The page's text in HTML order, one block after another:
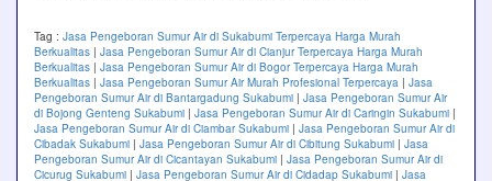
Tag : Jasa Pengeboran Sumur Air di Sukabumi Terpercaya Harga Murah
Berkualitas | Jasa Pengeboran Sumur Air di Cianjur Terpercaya Harga Murah
Berkualitas | Jasa Pengeboran Sumur Air di Bogor Terpercaya Harga Murah
Berkualitas | Jasa Pengeboran Sumur Air Murah Profesional Terpercaya | Jasa
Pengeboran Sumur Air di Bantargadung Sukabumi | Jasa Pengeboran Sumur Air
di Bojong Genteng Sukabumi | Jasa Pengeboran Sumur Air di Caringin Sukabumi |
Jasa Pengeboran Sumur Air di Ciambar Sukabumi | Jasa Pengeboran Sumur Air di
Cibadak Sukabumi | Jasa Pengeboran Sumur Air di Cibitung Sukabumi | Jasa
Pengeboran Sumur Air di Cicantayan Sukabumi | Jasa Pengeboran Sumur Air di
Cicurug Sukabumi | Jasa Pengeboran Sumur Air di Cidadap Sukabumi | Jasa